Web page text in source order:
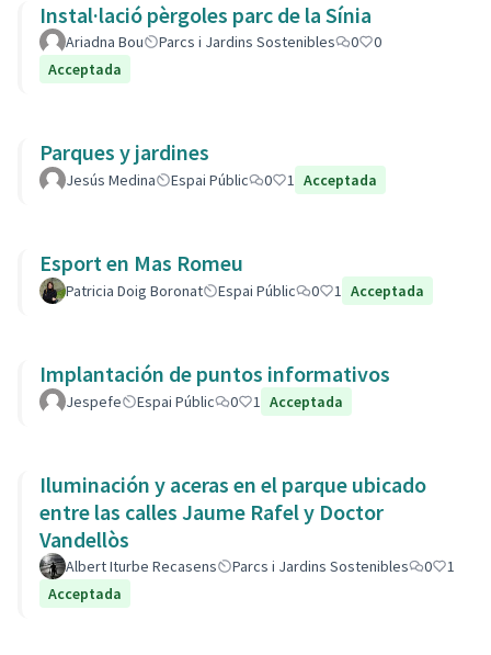
Instal·lació pèrgoles parc de la Sínia
Ariadna Bou Parcs i Jardins Sostenibles 0
0
Acceptada
Parques y jardines
Jesús Medina Espai Públic 0 1 Acceptada
Esport en Mas Romeu
Patricia Doig Boronat Espai Públic 0 1 Acceptada
Implantación de puntos informativos
Jespefe Espai Públic 0 1 Acceptada
Iluminación y aceras en el parque ubicado
entre las calles Jaume Rafel y Doctor
Vandellòs
Albert Iturbe Recasens Parcs i Jardins Sostenibles 0
1
Acceptada